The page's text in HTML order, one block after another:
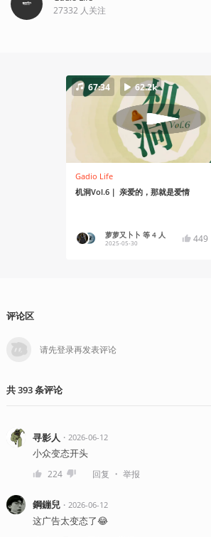
27332 人关注
67:34 62.2k
Gadio Life
机洞Vol.6｜ 亲爱的，那就是爱情
萝萝又卜卜 等 4 人
2025-05-30 449
评论区
共393条评论
寻影人 ・ 2026-06-12
小众变态开头
224 回复 ・ 举报
鋼鏰兒・ 2026-06-12
这广告太变态了😂